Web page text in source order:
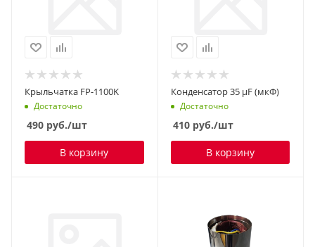
Крыльчатка FP-1100K
Достаточно
490 руб./шт
В корзину
Конденсатор 35 µF (мкФ)
Достаточно
410руб./шт
В корзину